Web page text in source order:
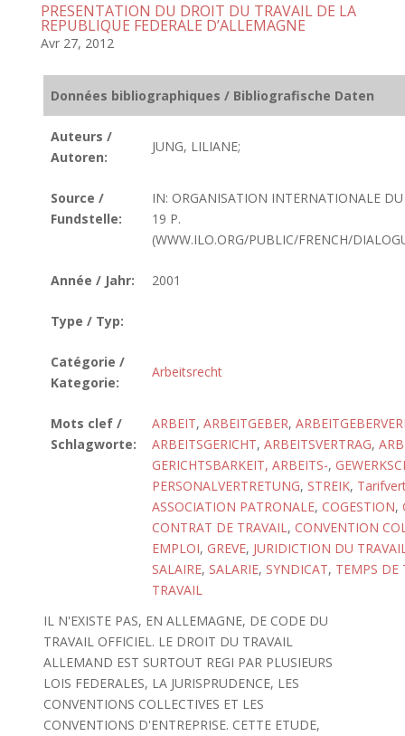
PRESENTATION DU DROIT DU TRAVAIL DE LA
REPUBLIQUE FEDERALE D’ALLEMAGNE
Avr 27, 2012
Données bibliographiques / Bibliografische Daten
Auteurs /
Autoren:
JUNG, LILIANE;
Source /
Fundstelle:
IN: ORGANISATION INTERNATIONALE
19 P.
(WWW.ILO.ORG/PUBLIC/FRENCH/
Année / Jahr: 2001
Type / Typ:
Catégorie /
Kategorie:
Arbeitsrecht
Mots clef /
Schlagworte:
ARBEIT, ARBEITGEBER,
ARBEITSGERICHT, ARBEITSVERTRAG,
GERICHTSBARKEIT, ARBEITS-,
PERSONALVERTRETUNG, STREIK,
ASSOCIATION PATRONALE, COGESTION,
CONTRAT DE TRAVAIL, CONVENTION
EMPLOI, GREVE, JURIDICTION DU
SALAIRE, SALARIE, SYNDICAT, TEMPS DE
TRAVAIL
IL N'EXISTE PAS, EN ALLEMAGNE, DE CODE DU
TRAVAIL OFFICIEL. LE DROIT DU TRAVAIL
ALLEMAND EST SURTOUT REGI PAR PLUSIEURS
LOIS FEDERALES, LA JURISPRUDENCE, LES
CONVENTIONS COLLECTIVES ET LES
CONVENTIONS D'ENTREPRISE. CETTE ETUDE,